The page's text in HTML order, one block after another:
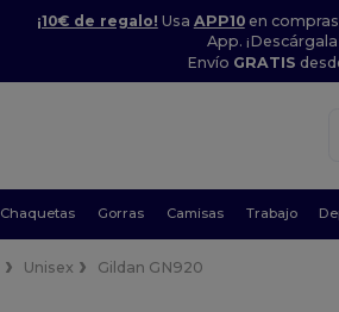
¡10€ de regalo! Usa APP10en
App. ¡Descárgala
Envío GRATIS
Chaquetas Gorras Camisas Trabajo
Unisex Gildan GN920